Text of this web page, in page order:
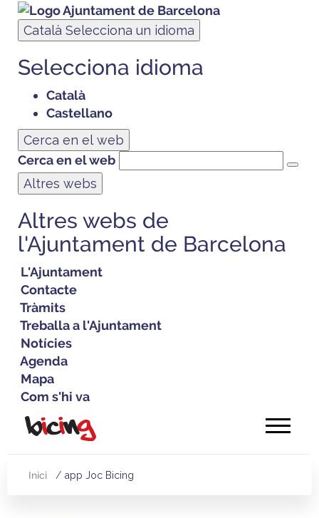
Català Selecciona un idioma
Selecciona idioma
Català
Castellano
Cerca en el web
Cerca en el web
Altres webs
Altres webs de
l'Ajuntament de Barcelona
L'Ajuntament
Contacte
Tràmits
Treballa a l'Ajuntament
Notícies
Agenda
Mapa
Com s'hi va
Vés
Inici app Joc Bicing